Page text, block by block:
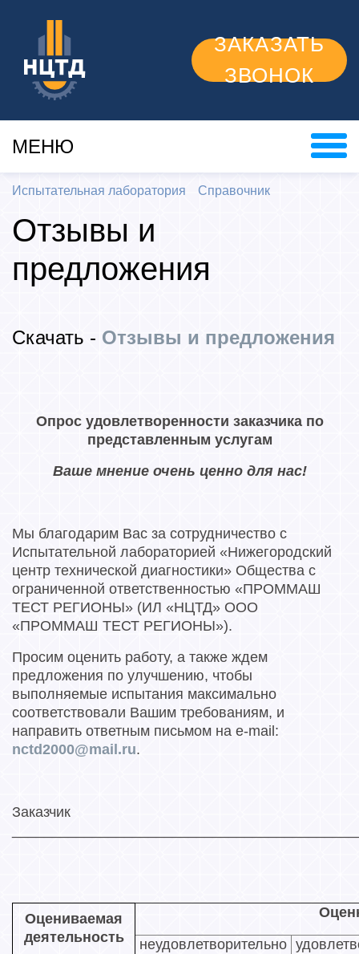
ЗАКАЗАТЬ
ЗВОНОК
МЕНЮ
Испытательная лаборатория Справочник
Отзывы и
предложения
Скачать - Отзывы и предложения
Опрос удовлетворенности заказчика по
представленным услугам
Ваше мнение очень ценно для нас!
Мы благодарим Вас за сотрудничество с
Испытательной лабораторией «Нижегородский
центр технической диагностики» Общества с
ограниченной ответственностью «ПРОММАШ
ТЕСТ РЕГИОНЫ» (ИЛ «НЦТД» ООО
«ПРОММАШ ТЕСТ РЕГИОНЫ»).
Просим оценить работу, а также ждем
предложения по улучшению, чтобы
выполняемые испытания максимально
соответствовали Вашим требованиям, и
направить ответным письмом на e-mail:
nctd2000@mail.ru.
Заказчик
Оцениваемая
деятельность
неудовлетворительно